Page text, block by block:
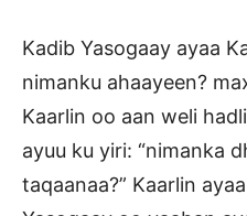
Kadib Yasogaay ayaa
nimanku ahaayeen?
Kaarlin oo aan weli
ayuu ku yiri: “nimanka
taqaanaa?” Kaarlin